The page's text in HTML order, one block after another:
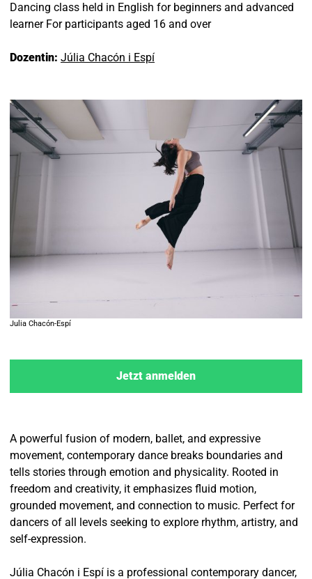
Dancing class held in English for beginners and advanced
learner For participants aged 16 and over
Dozentin: Júlia Chacón i Espí
Julia Chacón-Espí
Jetzt anmelden
A powerful fusion of modern, ballet, and expressive
movement, contemporary dance breaks boundaries and
tells stories through emotion and physicality. Rooted in
freedom and creativity, it emphasizes fluid motion,
grounded movement, and connection to music. Perfect for
dancers of all levels seeking to explore rhythm, artistry, and
self-expression.
Júlia Chacón i Espí is a professional contemporary dancer,